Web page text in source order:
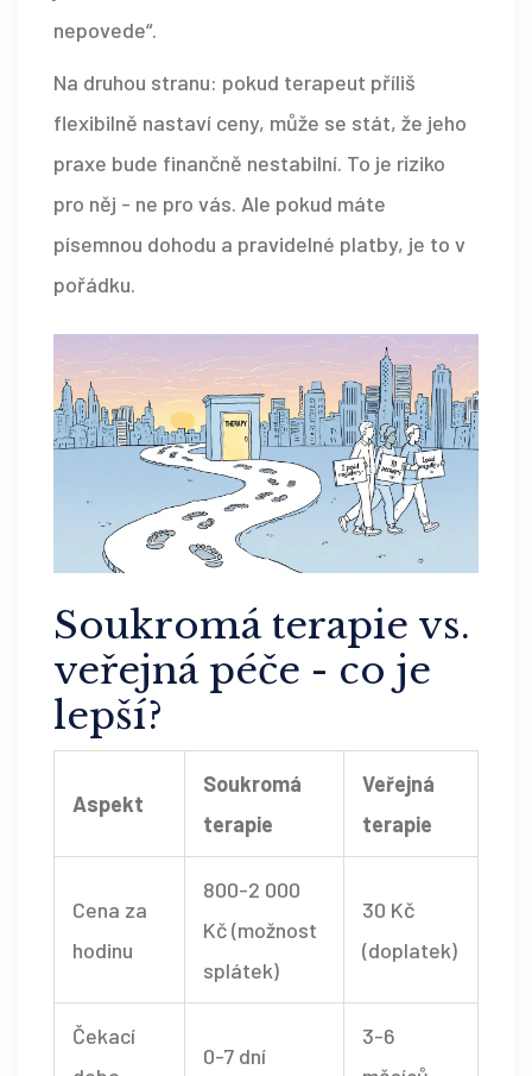
nepovede“.
Na druhou stranu: pokud terapeut příliš
flexibilně nastaví ceny, může se stát, že jeho
praxe bude finančně nestabilní. To je riziko
pro něj - ne pro vás. Ale pokud máte
písemnou dohodu a pravidelné platby, je to v
pořádku.
Soukromá terapie vs.
veřejná péče - co je
lepší?
Aspekt
Soukromá
terapie
Veřejná
terapie
Cena za
hodinu
800-2 000
Kč (možnost
splátek)
30 Kč
(doplatek)
Čekací
0-7 dní
3-6